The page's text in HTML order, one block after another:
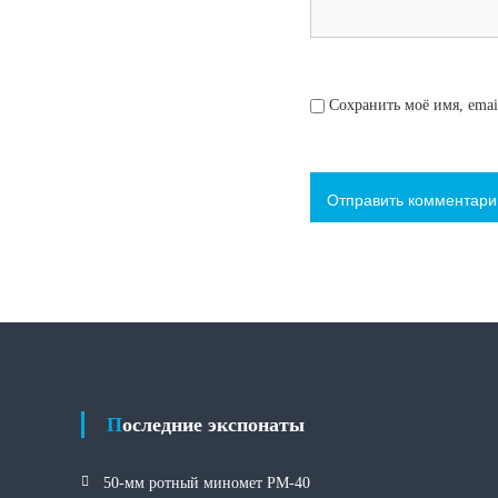
м Сохранить моё имя,
Последние экспонаты
50-мм ротный миномет РМ-40